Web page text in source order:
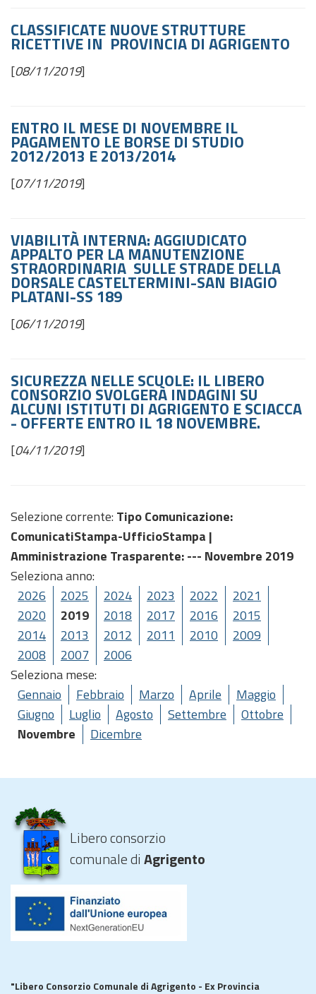
CLASSIFICATE NUOVE STRUTTURE
RICETTIVE IN PROVINCIA DI AGRIGENTO
[08/11/2019]
ENTRO IL MESE DI NOVEMBRE IL
PAGAMENTO LE BORSE DI STUDIO
2012/2013 E 2013/2014
[07/11/2019]
VIABILITÀ INTERNA: AGGIUDICATO
APPALTO PER LA MANUTENZIONE
STRAORDINARIA SULLE STRADE DELLA
DORSALE CASTELTERMINI-SAN BIAGIO
PLATANI-SS 189
[06/11/2019]
SICUREZZA NELLE SCUOLE: IL LIBERO
CONSORZIO SVOLGERÀ INDAGINI SU
ALCUNI ISTITUTI DI AGRIGENTO E SCIACCA
- OFFERTE ENTRO IL 18 NOVEMBRE.
[04/11/2019]
Selezione corrente: Tipo Comunicazione:
ComunicatiStampa-UfficioStampa |
Amministrazione Trasparente: --- Novembre 2019
Seleziona anno:
2026
2025 2024 2023 2022
2021
2020
2019 2018 2017 2016
2015
2014
2013 2012 2011 2010
2009
2008
2007
2006
Seleziona mese:
Gennaio
Febbraio Marzo Aprile
Maggio
Giugno
Luglio Agosto Settembre
Ottobre
Novembre
Dicembre
Libero consorzio
comunale diAgrigento
"Libero Consorzio Comunale di Agrigento - Ex Provincia